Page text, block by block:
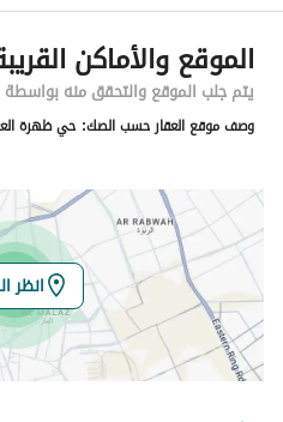
رقم المبنى
4064
الرقم الاضافي
6107
خط العرض
خط الطول
تفاصيل العقار
نوع الإعلان للبيع
الموقع والأماكن
يتم جلب الموقع والتحقق منه بواسطة
وصف موقع العقار حسب الصك: حي ظهرة
انظر